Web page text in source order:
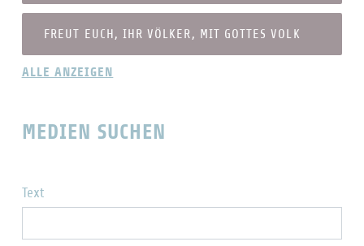
FREUT EUCH, IHR VÖLKER, MIT GOTTES VOLK
ALLE ANZEIGEN
MEDIEN SUCHEN
Text